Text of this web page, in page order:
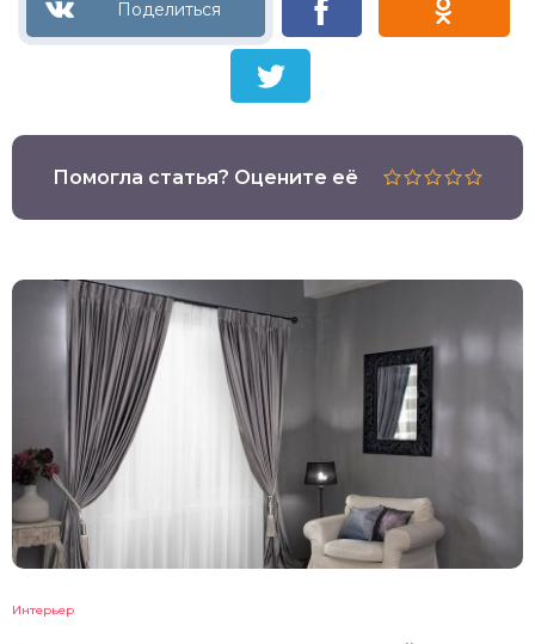
Помогла статья? Оцените её
Интерьер